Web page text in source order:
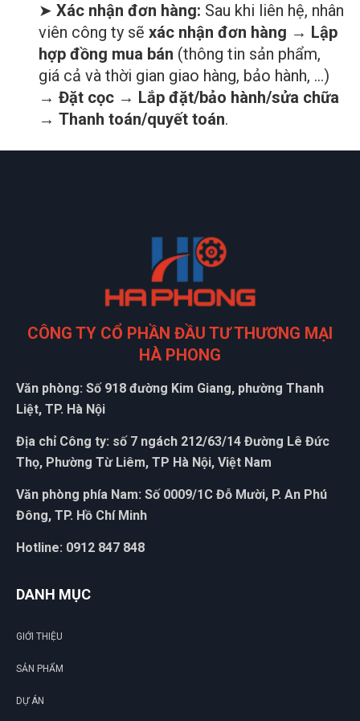
➤ Xác nhận đơn hàng: Sau khi liên hệ, nhân
viên công ty sẽ xác nhận đơn hàng → Lập
hợp đồng mua bán (thông tin sản phẩm,
giá cả và thời gian giao hàng, bảo hành, …)
→ Đặt cọc → Lắp đặt/bảo hành/sửa chữa
→ Thanh toán/quyết toán.
CÔNG TY CỔ PHẦN ĐẦU TƯ THƯƠNG MẠI
HÀ PHONG
Văn phòng: Số 918 đường Kim Giang, phường Thanh
Liệt, TP. Hà Nội
Địa chỉ Công ty: số 7 ngách 212/63/14 Đường Lê Đức
Thọ, Phường Từ Liêm, TP Hà Nội, Việt Nam
Văn phòng phía Nam: Số 0009/1C Đỗ Mười, P. An Phú
Đông, TP. Hồ Chí Minh
Hotline: 0912 847 848
DANH MỤC
GIỚI THIỆU
SẢN PHẨM
DỰ ÁN
LỊCH